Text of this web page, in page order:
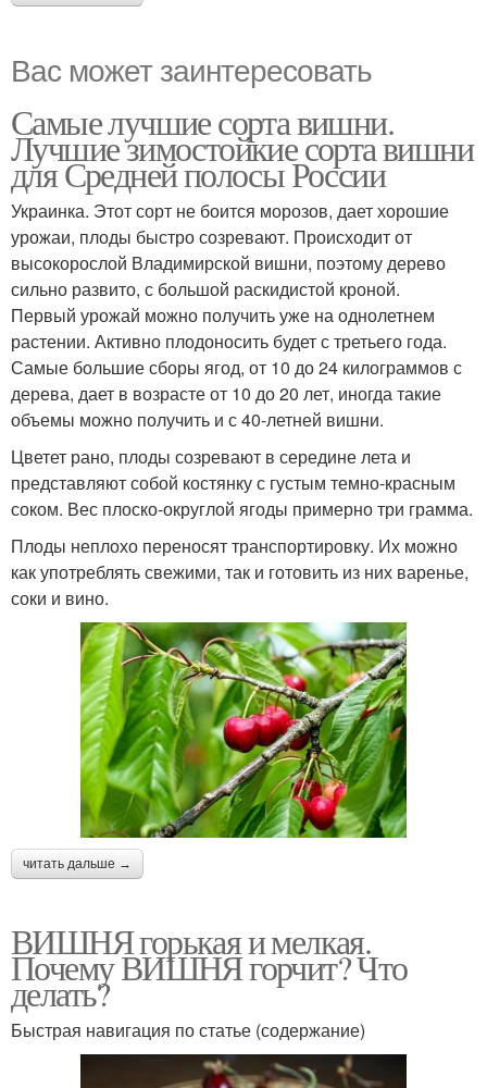
Вас может заинтересовать
Самые лучшие сорта вишни.
Лучшие зимостойкие сорта вишни
для Средней полосы России
Украинка. Этот сорт не боится морозов, дает хорошие
урожаи, плоды быстро созревают. Происходит от
высокорослой Владимирской вишни, поэтому дерево
сильно развито, с большой раскидистой кроной.
Первый урожай можно получить уже на однолетнем
растении. Активно плодоносить будет с третьего года.
Самые большие сборы ягод, от 10 до 24 килограммов с
дерева, дает в возрасте от 10 до 20 лет, иногда такие
объемы можно получить и с 40-летней вишни.
Цветет рано, плоды созревают в середине лета и
представляют собой костянку с густым темно-красным
соком. Вес плоско-округлой ягоды примерно три грамма.
Плоды неплохо переносят транспортировку. Их можно
как употреблять свежими, так и готовить из них варенье,
соки и вино.
читать дальше →
ВИШНЯ горькая и мелкая.
Почему ВИШНЯ горчит? Что
делать?
Быстрая навигация по статье (содержание)